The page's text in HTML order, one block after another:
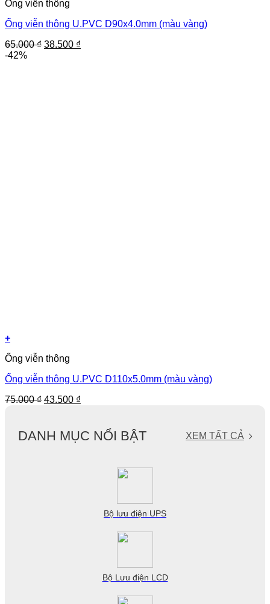
Ống viễn thông
Ống viễn thông U.PVC D90x4.0mm (màu vàng)
65.000₫ Giá
38.500 ₫
-42%
+
Ống viễn thông
Ống viễn thông U.PVC D110x5.0mm (màu vàng)
75.000₫ Giá
75.000 ₫.
43.500 ₫
là:
43.500 ₫.
DANH MỤC NỔI BẬT XEM TẤT CẢ
Bộ lưu điện UPS
Bộ Lưu điện LCD